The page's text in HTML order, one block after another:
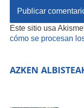
Este sitio usa
cómo se procesan
AZKEN